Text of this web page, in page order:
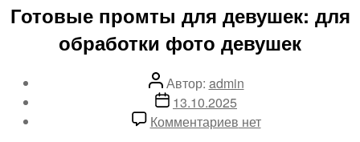
Готовые промты для девушек: для
обработки фото девушек
Автор
записи
Автор: admin
Дата
записи
13.10.2025
Комментариевкнет